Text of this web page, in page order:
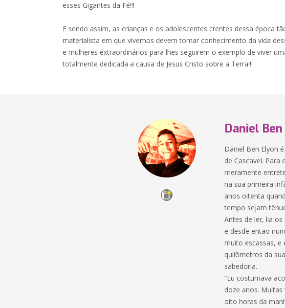
esses Gigantes da Fé!!!
E sendo assim, as crianças e os adolescentes crentes dessa época
materialista em que vivemos devem tomar conhecimento da vida
e mulheres extraordinários para lhes seguirem o exemplo de viver
totalmente dedicada a causa de Jesus Cristo sobre a Terra!!!
Daniel
Daniel Ben Elyon
de Cascavel.
meramente
na sua primeira
anos oitenta
tempo sejam
Antes de ler, lia
e desde então
muito escassas, e
quilômetros da
sabedoria.
“Eu costumava
doze anos.
oito horas da